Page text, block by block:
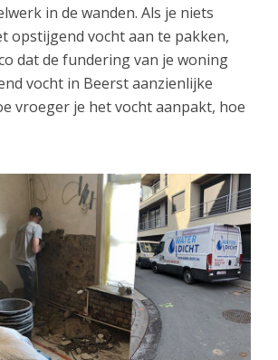
in de wanden. Als je niets
opstijgend vocht aan te pakken,
dat de fundering van je woning
vocht in Beerst aanzienlijke
vroeger je het vocht aanpakt, hoe